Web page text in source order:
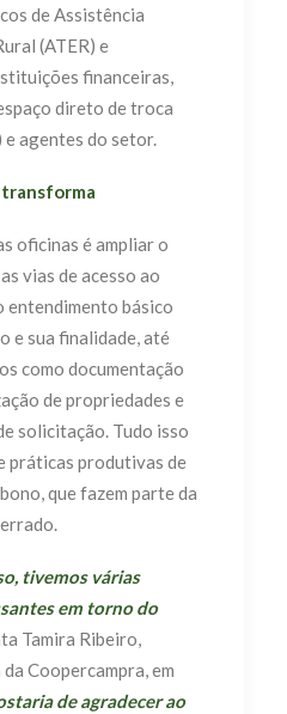
de Assistência
(ATER) e
financeiras,
direto de troca
agentes do setor.
oficinas é ampliar o
vias de acesso ao
entendimento básico
e sua finalidade, até
como documentação
de propriedades e
solicitação. Tudo isso
práticas produtivas de
que fazem parte da
tivemos várias
em torno do
Tamira Ribeiro,
Coopercampra, em
de agradecer ao